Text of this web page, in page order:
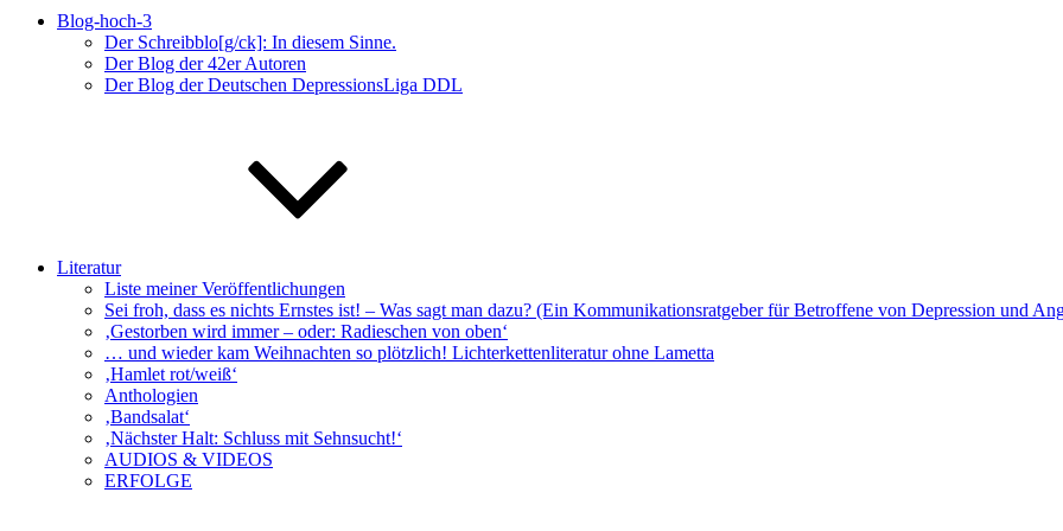
Blog-hoch-3
Der Schreibblo[g/ck]: In diesem Sinne.
Der Blog der 42er Autoren
Der Blog der Deutschen DepressionsLiga DDL
Literatur
Liste meiner Veröffentlichungen
Sei froh, dass es nichts Ernstes ist! – Was sagt man dazu? (Ein Kommunikationsratgeber für Betroffene von Depression und
‚Gestorben wird immer – oder: Radieschen von oben‘
… und wieder kam Weihnachten so plötzlich! Lichterkettenliteratur ohne Lametta
‚Hamlet rot/weiß‘
Anthologien
‚Bandsalat‘
‚Nächster Halt: Schluss mit Sehnsucht!‘
AUDIOS & VIDEOS
ERFOLGE